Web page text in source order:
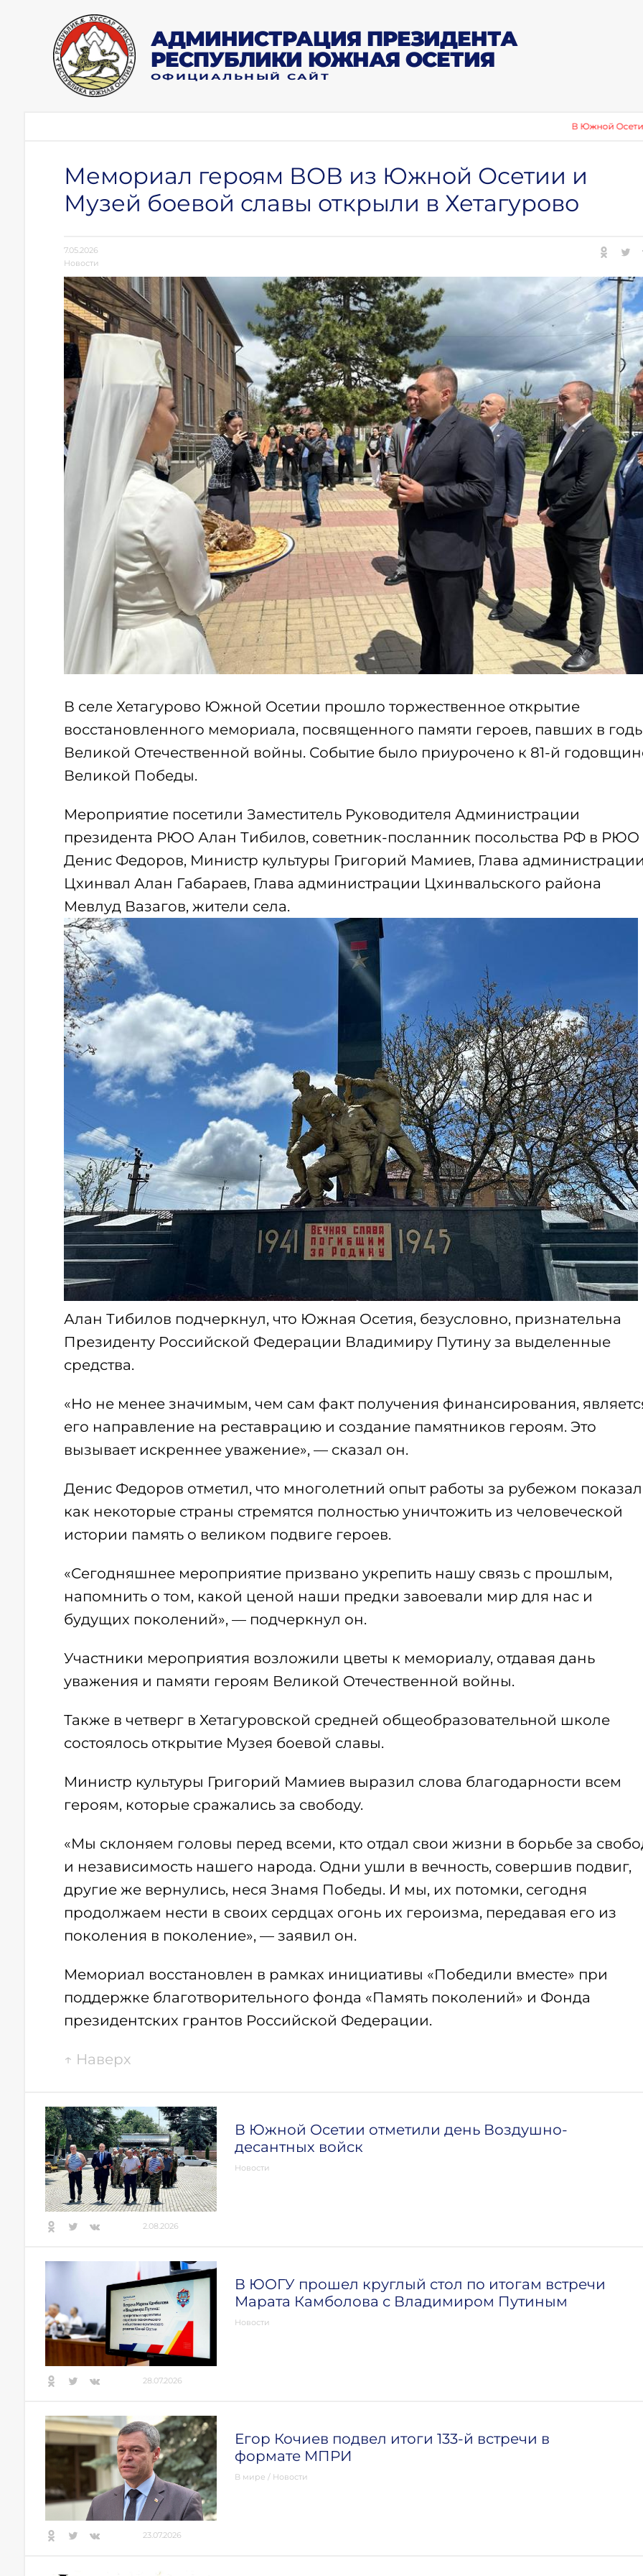
АДМИНИСТРАЦИЯ ПРЕЗИДЕНТА
РЕСПУБЛИКИ ЮЖНАЯ ОСЕТИЯ
ОФИЦИАЛЬНЫЙ САЙТ
В Южной Осетии отметили
Мемориал героям ВОВ из Южной Осетии и
Музей боевой славы открыли в Хетагурово
7.05.2026
Новости
В селе Хетагурово Южной Осетии прошло торжественное открытие
восстановленного мемориала, посвященного памяти героев, павших в
Великой Отечественной войны. Событие было приурочено к 81-й
Великой Победы.
Мероприятие посетили Заместитель Руководителя Администрации
президента РЮО Алан Тибилов, советник-посланник посольства РФ в РЮО
Денис Федоров, Министр культуры Григорий Мамиев, Глава администрации
Цхинвал Алан Габараев, Глава администрации Цхинвальского района
Мевлуд Вазагов, жители села.
Алан Тибилов подчеркнул, что Южная Осетия, безусловно, признательна
Президенту Российской Федерации Владимиру Путину за выделенные
средства.
«Но не менее значимым, чем сам факт получения финансирования,
его направление на реставрацию и создание памятников героям. Это
вызывает искреннее уважение», — сказал он.
Денис Федоров отметил, что многолетний опыт работы за рубежом
как некоторые страны стремятся полностью уничтожить из человеческой
истории память о великом подвиге героев.
«Сегодняшнее мероприятие призвано укрепить нашу связь с прошлым,
напомнить о том, какой ценой наши предки завоевали мир для нас и
будущих поколений», — подчеркнул он.
Участники мероприятия возложили цветы к мемориалу, отдавая дань
уважения и памяти героям Великой Отечественной войны.
Также в четверг в Хетагуровской средней общеобразовательной школе
состоялось открытие Музея боевой славы.
Министр культуры Григорий Мамиев выразил слова благодарности всем
героям, которые сражались за свободу.
«Мы склоняем головы перед всеми, кто отдал свои жизни в борьбе за
и независимость нашего народа. Одни ушли в вечность, совершив подвиг,
другие же вернулись, неся Знамя Победы. И мы, их потомки, сегодня
продолжаем нести в своих сердцах огонь их героизма, передавая его из
поколения в поколение», — заявил он.
Мемориал восстановлен в рамках инициативы «Победили вместе» при
поддержке благотворительного фонда «Память поколений» и Фонда
президентских грантов Российской Федерации.
↑ Наверх
В Южной Осетии отметили день Воздушно-
десантных войск
Новости
2.08.2026
В ЮОГУ прошел круглый стол по итогам встречи
Марата Камболова с Владимиром Путиным
Новости
28.07.2026
Егор Кочиев подвел итоги 133-й встречи в
формате МПРИ
В мире / Новости
23.07.2026